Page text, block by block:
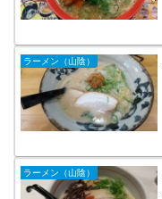
ラーメン（山陰）
ラーメン（山陰）